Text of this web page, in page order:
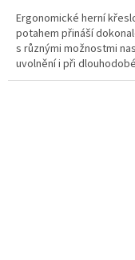
Ergonomické herní
potahem přináší
s různými možnostmi
uvolnění i při
maximální pohodlí,